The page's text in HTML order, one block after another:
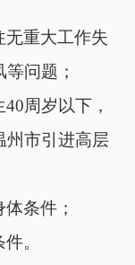
无重大工作失
问题；
40周岁以下，
州市引进高层
条件；
。